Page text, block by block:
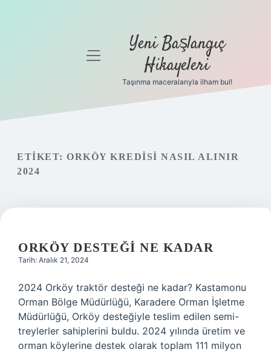
Gizlilik
Yasal Uyarı
menüyü
Yeni Başlangıç
Hikayeleri
Taşınma maceralarıyla ilham bul!
ETIKET: ORKÖY KREDISI NASIL ALINIR
2024
ORKÖY DESTEĞI NE KADAR
Tarih: Aralık 21, 2024
2024 Orköy traktör desteği ne kadar? Kastamonu
Orman Bölge Müdürlüğü, Karadere Orman İşletme
Müdürlüğü, Orköy desteğiyle teslim edilen semi-
treylerler sahiplerini buldu. 2024 yılında üretim ve
orman köylerine destek olarak toplam 111 milyon